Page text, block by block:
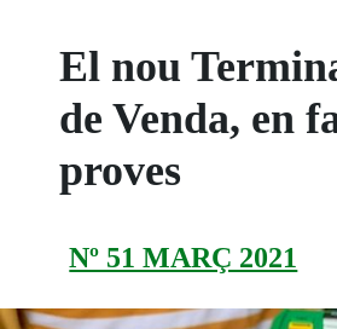
El nou
de Venda, en
proves
Nº 51 MARÇ 2021